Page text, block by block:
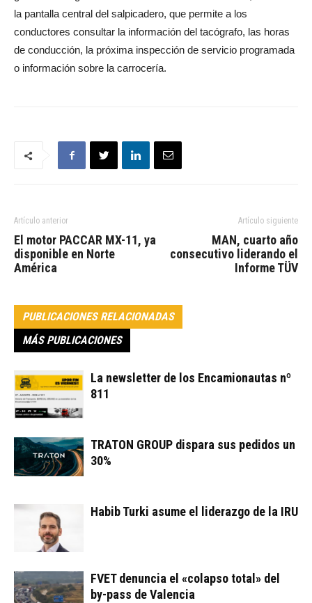
la pantalla central del salpicadero, que permite a los
conductores consultar la información del tacógrafo, las horas
de conducción, la próxima inspección de servicio programada
o información sobre la carrocería.
Artículo anterior
El motor PACCAR MX-11, ya
disponible en Norte
América
Artículo siguiente
MAN, cuarto año
consecutivo liderando el
Informe TÜV
PUBLICACIONES RELACIONADAS
MÁS PUBLICACIONES
La newsletter de los Encamionautas nº
811
TRATON GROUP dispara sus pedidos un
30%
Habib Turki asume el liderazgo de la IRU
FVET denuncia el «colapso total» del
by-pass de Valencia